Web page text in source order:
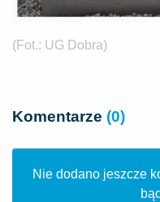
(Fot.: UG Dobra)
Komentarze (0)
Nie dodano jeszcze